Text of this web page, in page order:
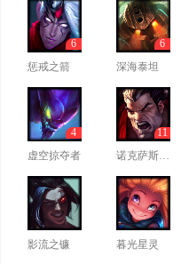
惩戒之箭
6
深海泰坦
6
虚空掠夺者
4
诺克萨斯之手
11
影流之镰 暮光星灵